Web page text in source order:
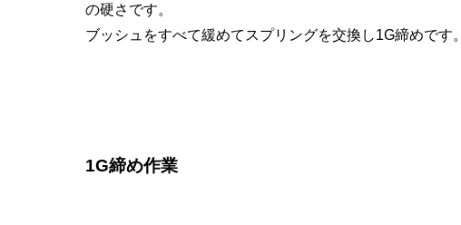
の硬さです。
ブッシュをすべて緩めてスプリングを交換し1G締めです。
1G締め作業